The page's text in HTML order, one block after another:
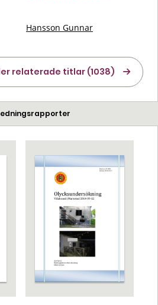
Hansson Gunnar
relaterade titlar (1038)